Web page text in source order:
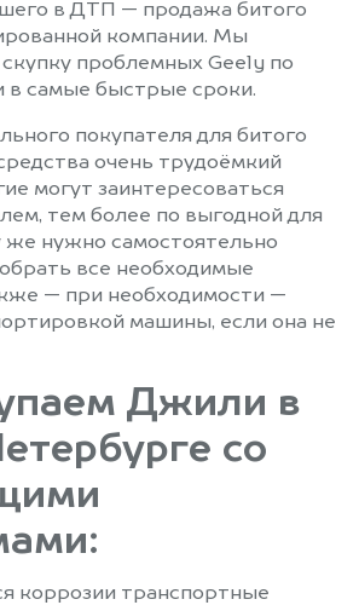
в ДТП — продажа битого
компании. Мы
проблемных Geely по
в самые быстрые сроки.
покупателя для битого
очень трудоёмкий
могут заинтересоваться
тем более по выгодной для
же нужно самостоятельно
все необходимые
— при необходимости —
машины, если она не
Джили в
со
коррозии транспортные